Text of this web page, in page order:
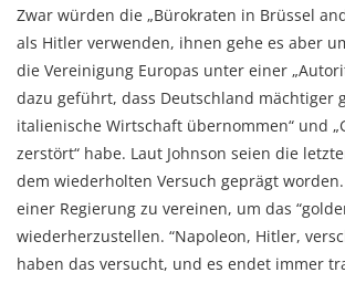
Zwar würden die „Bürokraten in Brüssel
als Hitler verwenden, ihnen gehe es aber
die Vereinigung Europas unter einer
dazu geführt, dass Deutschland mächtiger
italienische Wirtschaft übernommen“ und
zerstört“ habe. Laut Johnson seien die
dem wiederholten Versuch geprägt
einer Regierung zu vereinen, um das
wiederherzustellen. “Napoleon, Hitler,
haben das versucht, und es endet immer